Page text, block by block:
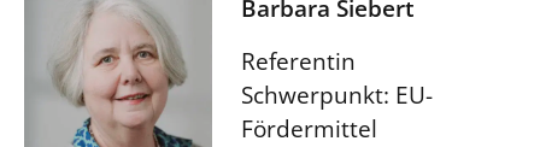
Barbara Siebert
Referentin
Schwerpunkt: EU-
Fördermittel